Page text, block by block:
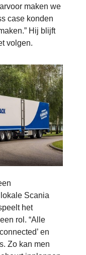
maken we
case konden
Hij blijft
volgen.
Scania
het
rol. “Alle
en
Zo kan men